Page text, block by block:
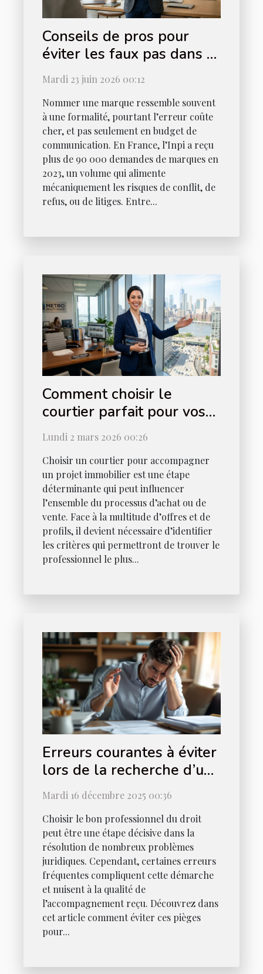
Conseils de pros pour
éviter les faux pas dans le
choix d'une marque
Mardi 23 juin 2026 00:12
Nommer une marque ressemble souvent
à une formalité, pourtant l’erreur coûte
cher, et pas seulement en budget de
communication. En France, l’Inpi a reçu
plus de 90 000 demandes de marques en
2023, un volume qui alimente
mécaniquement les risques de conflit, de
refus, ou de litiges. Entre...
Comment choisir le
courtier parfait pour vos
besoins immobiliers ?
Lundi 2 mars 2026 00:26
Choisir un courtier pour accompagner
un projet immobilier est une étape
déterminante qui peut influencer
l’ensemble du processus d’achat ou de
vente. Face à la multitude d’offres et de
profils, il devient nécessaire d’identifier
les critères qui permettront de trouver le
professionnel le plus...
Erreurs courantes à éviter
lors de la recherche d’un
avocat
Mardi 16 décembre 2025 00:36
Choisir le bon professionnel du droit
peut être une étape décisive dans la
résolution de nombreux problèmes
juridiques. Cependant, certaines erreurs
fréquentes compliquent cette démarche
et nuisent à la qualité de
l’accompagnement reçu. Découvrez dans
cet article comment éviter ces pièges
pour...